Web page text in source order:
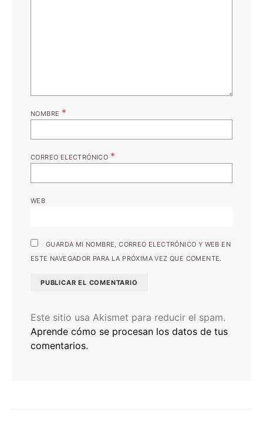
NOMBRE *
CORREO ELECTRÓNICO *
WEB
GUARDA MI NOMBRE, CORREO ELECTRÓNICO Y WEB EN
ESTE NAVEGADOR PARA LA PRÓXIMA VEZ QUE COMENTE.
Este sitio usa Akismet para reducir el spam.
Aprende cómo se procesan los datos de tus
comentarios.